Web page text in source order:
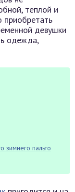
теплой и
приобретать
девушки
одежда,
зимнего пальто